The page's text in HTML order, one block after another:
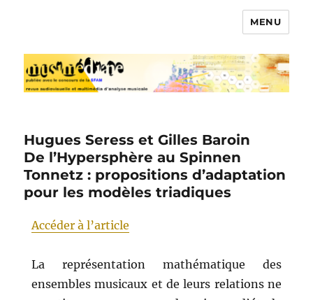
MENU
Hugues Seress et Gilles Baroin
De l’Hypersphère au Spinnen
Tonnetz : propositions d’adaptation
pour les modèles triadiques
Accéder à l’article
La représentation mathématique des
ensembles musicaux et de leurs relations ne